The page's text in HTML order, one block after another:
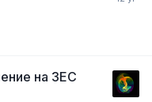
на ЗЕС